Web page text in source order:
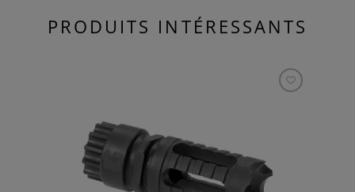
PRODUITS INTÉRESSANTS